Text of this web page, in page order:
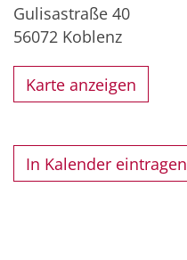
Gulisastraße 40
56072 Koblenz
Karte anzeigen
In Kalender eintragen